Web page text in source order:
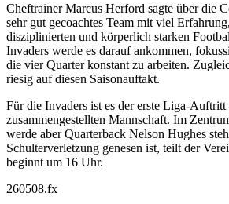
Cheftrainer Marcus Herford sagte über die
sehr gut gecoachtes Team mit viel
disziplinierten und körperlich starken
Invaders werde es darauf ankommen,
die vier Quarter konstant zu arbeiten.
riesig auf diesen Saisonauftakt.
Für die Invaders ist es der erste Liga-Auftritt
zusammengestellten Mannschaft. Im
werde aber Quarterback Nelson Hughes
Schulterverletzung genesen ist, teilt der
beginnt um 16 Uhr.
260508.fx